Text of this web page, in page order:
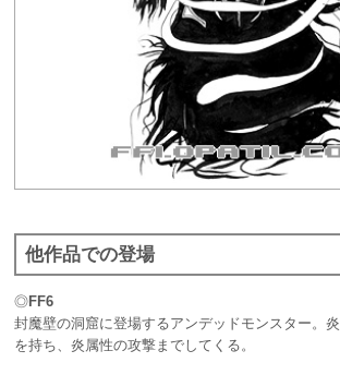
他作品での登場
◎FF6
封魔壁の洞窟に登場するアンデッドモンスター。
を持ち、炎属性の攻撃までしてくる。